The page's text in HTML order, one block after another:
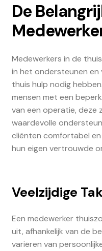
De
Medewerkers in de
in het ondersteunen en
thuis hulp nodig
mensen met een
van een operatie, deze
waardevolle
cliënten comfortabel en
hun eigen vertrouwde
Veelzijdige
Een medewerker
uit, afhankelijk van de
variëren van